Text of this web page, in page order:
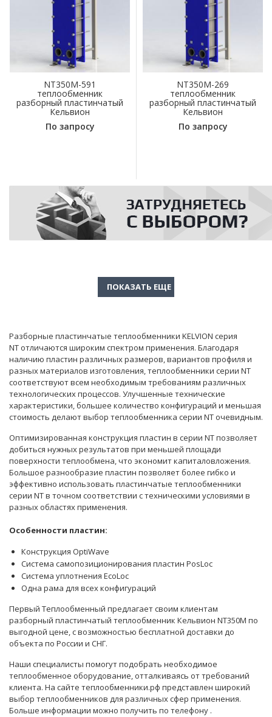
NT350M-591
теплообменник
разборный пластинчатый
Кельвион
По запросу
NT350M-269
теплообменник
разборный пластинчатый
Кельвион
По запросу
Разборные пластинчатые теплообменники KELVION серия
NT отличаются широким спектром применения. Благодаря
наличию пластин различных размеров, вариантов профиля и
разных материалов изготовления, теплообменники серии NT
соответствуют всем необходимым требованиям различных
технологических процессов. Улучшенные технические
характеристики, большее количество конфигураций и меньшая
стоимость делают выбор теплообменника серии NT очевидным.
Оптимизированная конструкция пластин в серии NT позволяет
добиться нужных результатов при меньшей площади
поверхности теплообмена, что экономит капиталовложения.
Большое разнообразие пластин позволяет более гибко и
эффективно использовать пластинчатые теплообменники
серии NT в точном соответствии с техническими условиями в
разных областях применения.
Особенности пластин:
Конструкция OptiWave
Система самопозиционирования пластин PosLoc
Система уплотнения EcoLoc
Одна рама для всех конфигураций
Первый Теплообменный предлагает своим клиентам
разборный пластинчатый теплообменник Кельвион NT350M по
выгодной цене, с возможностью бесплатной доставки до
объекта по России и СНГ.
Наши специалисты помогут подобрать необходимое
теплообменное оборудование, отталкиваясь от требований
клиента. На сайте теплообменники.рф представлен широкий
выбор теплообменников для различных сфер применения.
Больше информации можно получить по телефону .